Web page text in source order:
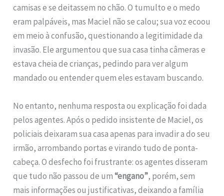
camisas e se deitassem no chão. O tumulto e o medo
eram palpáveis, mas Maciel não se calou; sua voz ecoou
em meio à confusão, questionando a legitimidade da
invasão. Ele argumentou que sua casa tinha câmeras e
estava cheia de crianças, pedindo para ver algum
mandado ou entender quem eles estavam buscando.
No entanto, nenhuma resposta ou explicação foi dada
pelos agentes. Após o pedido insistente de Maciel, os
policiais deixaram sua casa apenas para invadir a do seu
irmão, arrombando portas e virando tudo de ponta-
cabeça. O desfecho foi frustrante: os agentes disseram
que tudo não passou de um“engano”, porém, sem
mais informações ou justificativas, deixando a família